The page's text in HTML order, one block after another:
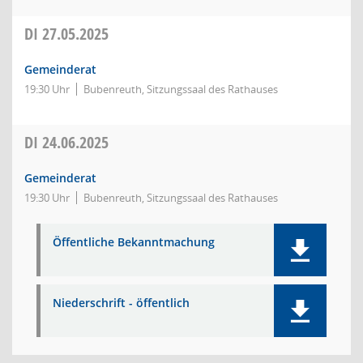
DI 27.05.2025
Gemeinderat
19:30 Uhr Bubenreuth, Sitzungssaal des Rathauses
DI 24.06.2025
Gemeinderat
19:30 Uhr Bubenreuth, Sitzungssaal des Rathauses
Öffentliche Bekanntmachung
Niederschrift - öffentlich